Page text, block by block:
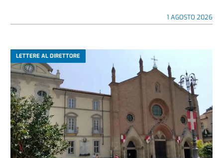
1 AGOSTO 2026
LETTERE AL DIRETTORE